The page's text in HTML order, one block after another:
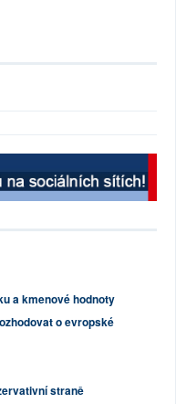
a kmenové hodnoty
o evropské
straně